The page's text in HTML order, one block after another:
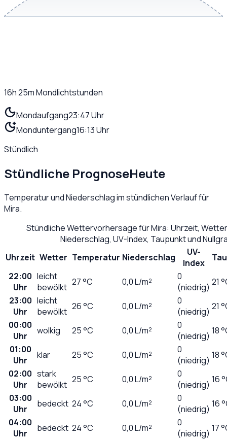
16h 25mMondlichtstunden
Mondaufgang23:47 Uhr
Monduntergang16:13 Uhr
Stündlich
Stündliche PrognoseHeute
Temperatur und Niederschlag im stündlichen Verlauf für
Mira.
Stündliche Wettervorhersage fürMira: Uhrzeit,
Niederschlag, UV-Index, Taupunkt und
Uhrzeit Wetter Temperatur Niederschlag
UV-
Index
22:00
Uhr
leicht
bewölkt 27°C 0,0L/m²
0
(niedrig) 21
23:00
Uhr
leicht
bewölkt 26°C 0,0L/m²
0
(niedrig) 21
00:00
Uhr
wolkig 25°C 0,0L/m²
0
(niedrig) 18
01:00
Uhr
klar 25°C 0,0L/m²
0
(niedrig) 18
02:00
Uhr
stark
bewölkt 25°C 0,0L/m²
0
(niedrig) 16
03:00
Uhr
bedeckt 24°C 0,0L/m²
0
(niedrig) 16
04:00
Uhr
bedeckt 24°C 0,0L/m²
0
(niedrig) 17